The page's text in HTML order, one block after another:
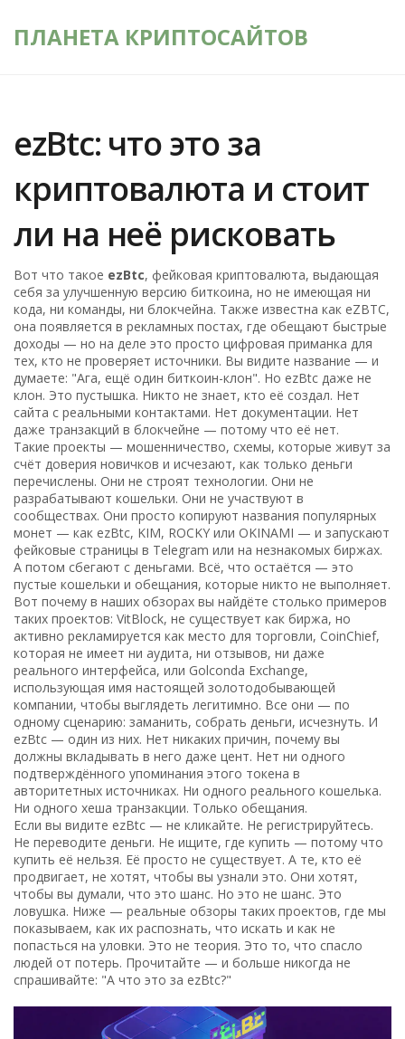
ПЛАНЕТА КРИПТОСАЙТОВ
ezBtc: что это за
криптовалюта и стоит
ли на неё рисковать
Вот что такое ezBtc, фейковая криптовалюта, выдающая
себя за улучшенную версию биткоина, но не имеющая ни
кода, ни команды, ни блокчейна. Также известна как eZBTC,
она появляется в рекламных постах, где обещают быстрые
доходы — но на деле это просто цифровая приманка для
тех, кто не проверяет источники. Вы видите название — и
думаете: "Ага, ещё один биткоин-клон". Но ezBtc даже не
клон. Это пустышка. Никто не знает, кто её создал. Нет
сайта с реальными контактами. Нет документации. Нет
даже транзакций в блокчейне — потому что её нет.
Такие проекты —мошенничество, схемы, которые живут за
счёт доверия новичков и исчезают, как только деньги
перечислены. Они не строят технологии. Они не
разрабатывают кошельки. Они не участвуют в
сообществах. Они просто копируют названия популярных
монет — как ezBtc, KIM, ROCKY или OKINAMI — и запускают
фейковые страницы в Telegram или на незнакомых биржах.
А потом сбегают с деньгами. Всё, что остаётся — это
пустые кошельки и обещания, которые никто не выполняет.
Вот почему в наших обзорах вы найдёте столько примеров
таких проектов:VitBlock,не существует как биржа, но
активно рекламируется как место для торговли, CoinChief,
которая не имеет ни аудита, ни отзывов, ни даже
реального интерфейса, или Golconda Exchange,
использующая имя настоящей золотодобывающей
компании, чтобы выглядеть легитимно. Все они — по
одному сценарию: заманить, собрать деньги, исчезнуть. И
ezBtc — один из них. Нет никаких причин, почему вы
должны вкладывать в него даже цент. Нет ни одного
подтверждённого упоминания этого токена в
авторитетных источниках. Ни одного реального кошелька.
Ни одного хеша транзакции. Только обещания.
Если вы видите ezBtc — не кликайте. Не регистрируйтесь.
Не переводите деньги. Не ищите, где купить — потому что
купить её нельзя. Её просто не существует. А те, кто её
продвигает, не хотят, чтобы вы узнали это. Они хотят,
чтобы вы думали, что это шанс. Но это не шанс. Это
ловушка. Ниже — реальные обзоры таких проектов, где мы
показываем, как их распознать, что искать и как не
попасться на уловки. Это не теория. Это то, что спасло
людей от потерь. Прочитайте — и больше никогда не
спрашивайте: "А что это за ezBtc?"